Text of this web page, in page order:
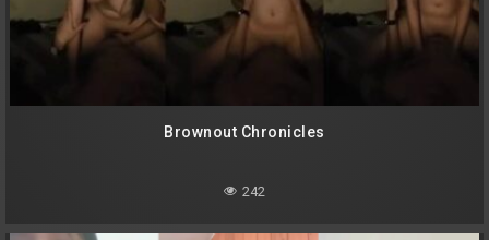
Brownout Chronicles
242